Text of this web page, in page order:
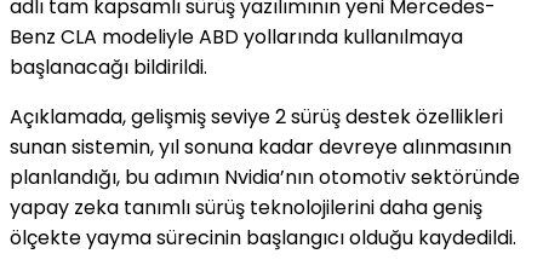
adlı tam kapsamlı sürüş yazılımının yeni Mercedes-
Benz CLA modeliyle ABD yollarında kullanılmaya
başlanacağı bildirildi.
Açıklamada, gelişmiş seviye 2 sürüş destek özellikleri
sunan sistemin, yıl sonuna kadar devreye alınmasının
planlandığı, bu adımın Nvidia’nın otomotiv sektöründe
yapay zeka tanımlı sürüş teknolojilerini daha geniş
ölçekte yayma sürecinin başlangıcı olduğu kaydedildi.